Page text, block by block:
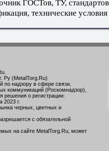
ГОСТов, ТУ,
технические условия
Ру (MetalTorg.Ru)
по надзору в сфере связи,
коммуникаций (Роскомнадзор),
решения о регистрации:
2023 г.
черных, цветных и
с обязательной
на сайте MetalTorg.Ru, может